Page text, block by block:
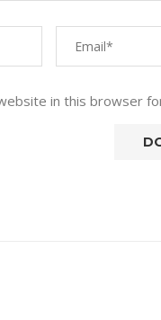
in this browser